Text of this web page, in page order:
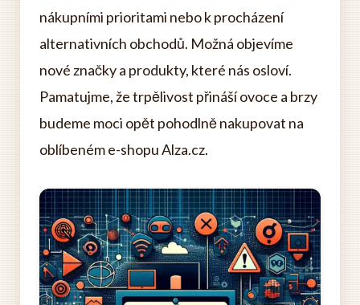
nákupními prioritami nebo k procházení
alternativních obchodů. Možná objevíme
nové značky a produkty, které nás osloví.
Pamatujme, že trpělivost přináší ovoce a brzy
budeme moci opět pohodlně nakupovat na
oblíbeném e-shopu Alza.cz.